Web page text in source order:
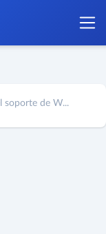
soporte de W...